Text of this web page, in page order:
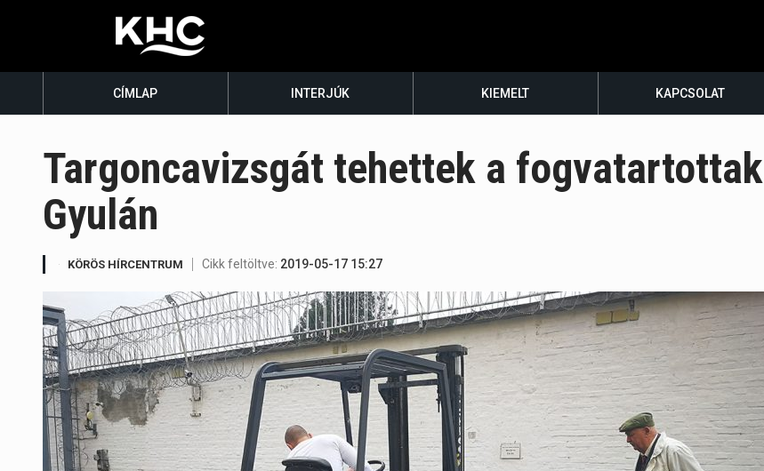
CÍMLAP INTERJÚK KIEMELT KAPCSOLAT
Targoncavizsgát tehettek a fogvatartottak
Gyulán
KÖRÖS HÍRCENTRUM Cikk feltöltve: 2019-05-17 15:27